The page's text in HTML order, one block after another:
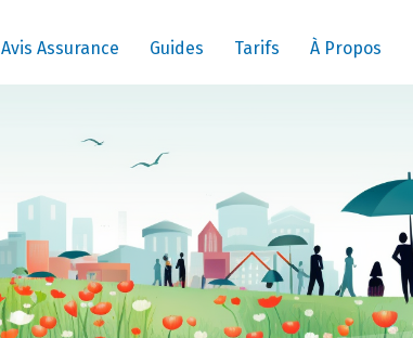
Avis Assurance Guides Tarifs À Propos